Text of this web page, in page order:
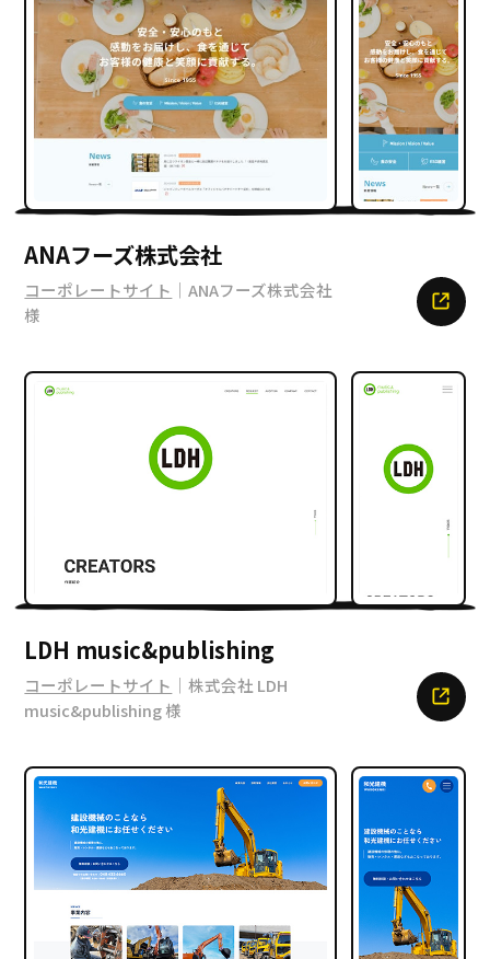
ANAフーズ株式会社
コーポレートサイト ｜ANAフーズ株式会社
様
LDH music&publishing
コーポレートサイト ｜株式会社 LDH
music&publishing 様